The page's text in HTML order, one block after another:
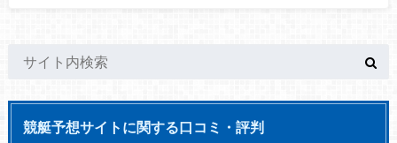
競艇予想サイトに関する口コミ・評判